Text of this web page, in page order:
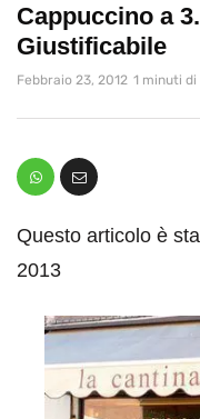
Cappuccino a
Giustificabile
Febbraio 23, 2012 1 minuti
Questo articolo è
2013